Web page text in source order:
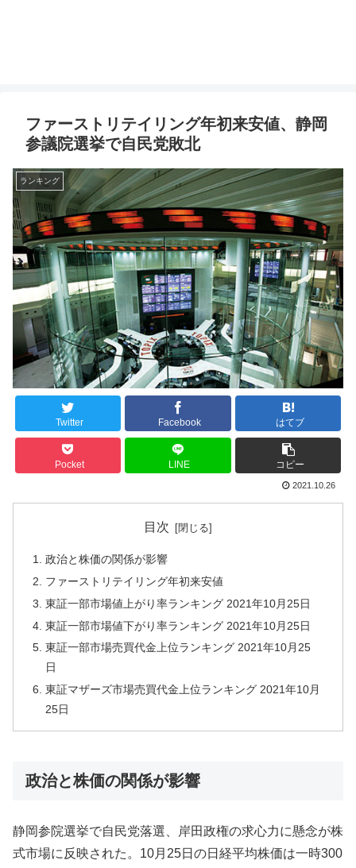
ファーストリテイリング年初来安値、静岡
参議院選挙で自民党敗北
ランキング
Twitter Facebook はてブ
Pocket LINE コピー
2021.10.26
目次
政治と株価の関係が影響
ファーストリテイリング年初来安値
東証一部市場値上がり率ランキング 2021年10月25日
東証一部市場値下がり率ランキング 2021年10月25日
東証一部市場売買代金上位ランキング 2021年10月25
日
東証マザーズ市場売買代金上位ランキング 2021年10月
25日
政治と株価の関係が影響
静岡参院選挙で自民党落選、岸田政権の求心力に懸念が株
式市場に反映された。10月25日の日経平均株価は一時300